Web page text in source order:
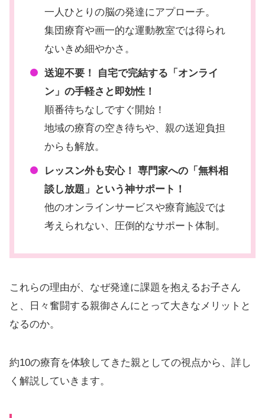
一人ひとりの脳の発達にアプローチ。
集団療育や画一的な運動教室では得られ
ないきめ細やかさ。
送迎不要！ 自宅で完結する「オンライ
ン」の手軽さと即効性！
順番待ちなしですぐ開始！
地域の療育の空き待ちや、親の送迎負担
からも解放。
レッスン外も安心！ 専門家への「無料相
談し放題」という神サポート！
他のオンラインサービスや療育施設では
考えられない、圧倒的なサポート体制。
これらの理由が、なぜ発達に課題を抱えるお子さん
と、日々奮闘する親御さんにとって大きなメリットと
なるのか。
約10の療育を体験してきた親としての視点から、詳し
く解説していきます。